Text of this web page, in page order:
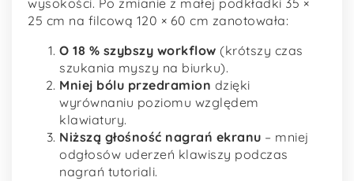
wysokości. Po zmianie z małej podkładki 35 ×
25 cm na filcową 120 × 60 cm zanotowała:
O 18 % szybszy workflow (krótszy czas
szukania myszy na biurku).
Mniej bólu przedramion dzięki
wyrównaniu poziomu względem
klawiatury.
Niższą głośność nagrań ekranu – mniej
odgłosów uderzeń klawiszy podczas
nagrań tutoriali.